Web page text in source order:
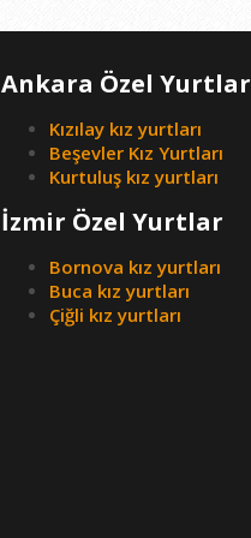
Ankara Özel Yurtlar
Kızılay kız yurtları
Beşevler Kız Yurtları
Kurtuluş kız yurtları
İzmir Özel Yurtlar
Bornova kız yurtları
Buca kız yurtları
Çiğli kız yurtları